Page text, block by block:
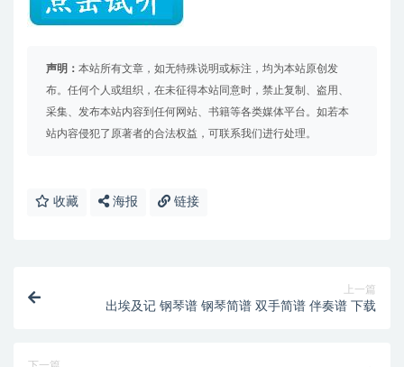
声明： 本站所有文章，如无特殊说明或标注，均为本站原创发
布。任何个人或组织，在未征得本站同意时，禁止复制、盗用、
采集、发布本站内容到任何网站、书籍等各类媒体平台。如若本
站内容侵犯了原著者的合法权益，可联系我们进行处理。
收藏 海报 链接
上一篇
出埃及记 钢琴谱 钢琴简谱 双手简谱 伴奏谱 下载